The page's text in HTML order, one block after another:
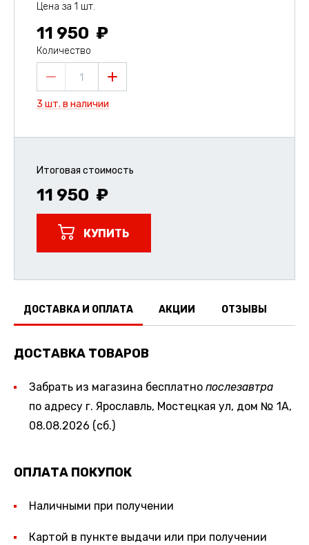
Цена за 1 шт.
11 950
Количество
1
3 шт. в наличии
Итоговая стоимость
11 950
КУПИТЬ
ДОСТАВКА И ОПЛАТА АКЦИИ ОТЗЫВЫ
ДОСТАВКА ТОВАРОВ
Забрать из магазина бесплатно послезавтра
по адресу г. Ярославль, Мостецкая ул, дом № 1А,
08.08.2026 (сб.)
ОПЛАТА ПОКУПОК
Наличными при получении
Картой в пункте выдачи или при получении